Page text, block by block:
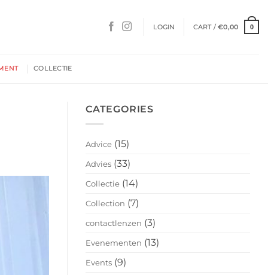
LOGIN CART /€0,00 0
COLLECTIE
CATEGORIES
Advice (15)
Advies (33)
Collectie (14)
Collection (7)
contactlenzen (3)
Evenementen (13)
Events (9)